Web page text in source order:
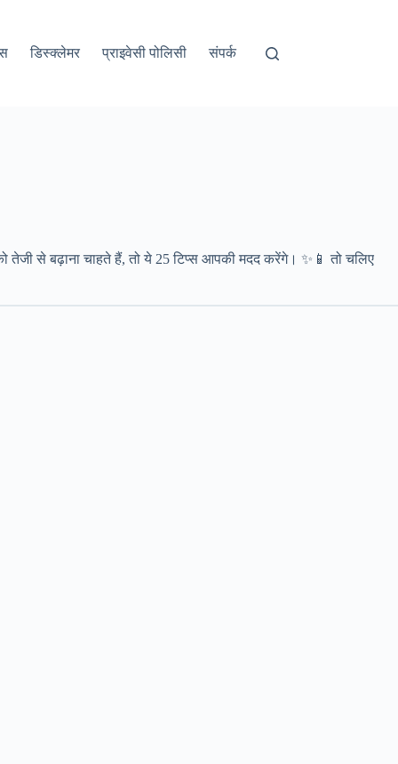
डिस्क्लेमर प्राइवेसी पोलिसी संपर्क
तेजी से बढ़ाना चाहते हैं, तो ये 25 टिप्स आपकी मदद करेंगे। ✨📱 तो चलिए